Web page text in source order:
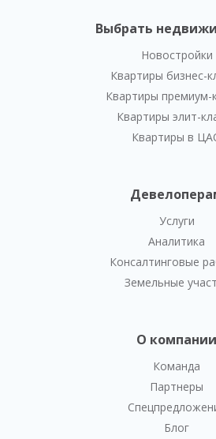
Выбрать
Новостройки
Квартиры бизнес-
Квартиры премиум-
Квартиры элит-
Квартиры в
Услуги
Аналитика
Консалтинговые
Земельные
О компании
Команда
Партнеры
Блог